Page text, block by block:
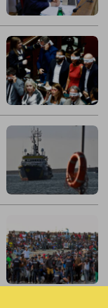
europea